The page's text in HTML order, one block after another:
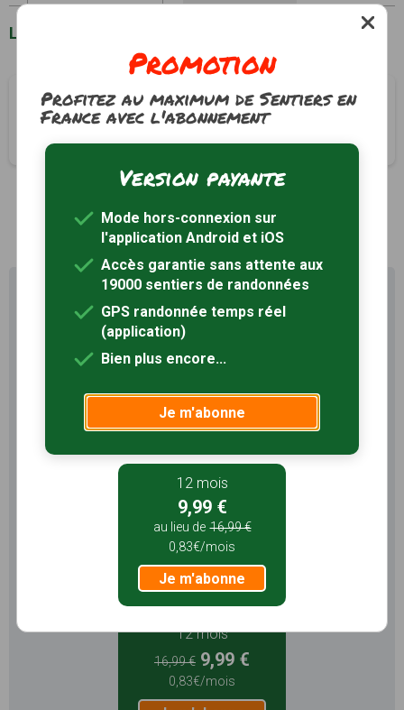
Liste des sentiers à Lavoncourt
Le chemin des mines et du Tacot
Lavoncourt, Haute-Saône (70)
3h00 12 km
1
Profitez au maximum de
Sentiers en France avec rando
Le compte Rando
potentiel qu'offre Sentiers en France :
Pas de pub
Favoris illimités
Mode hors-connexion
3 mois
5,99 €
1,99€/mois
Je m'abonne
12 mois
16,99 € 9,99 €
0,83€/mois
Promotion
Profitez au maximum de Sentiers en
France avec l'abonnement
Version payante
Mode hors-connexion sur
l'application Android et iOS
Accès garantie sans attente aux
19000 sentiers de randonnées
GPS randonnée temps réel
(application)
Bien plus encore...
Je m'abonne
12 mois
9,99 €
au lieu de 16,99 €
0,83€/mois
Je m'abonne